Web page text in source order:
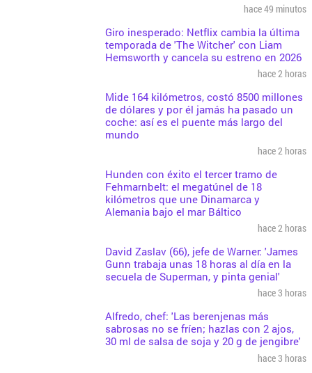
hace 49 minutos
Giro inesperado: Netflix cambia la última
temporada de 'The Witcher' con Liam
Hemsworth y cancela su estreno en 2026
hace 2 horas
Mide 164 kilómetros, costó 8500 millones
de dólares y por él jamás ha pasado un
coche: así es el puente más largo del
mundo
hace 2 horas
Hunden con éxito el tercer tramo de
Fehmarnbelt: el megatúnel de 18
kilómetros que une Dinamarca y
Alemania bajo el mar Báltico
hace 2 horas
David Zaslav (66), jefe de Warner: 'James
Gunn trabaja unas 18 horas al día en la
secuela de Superman, y pinta genial'
hace 3 horas
Alfredo, chef: 'Las berenjenas más
sabrosas no se fríen; hazlas con 2 ajos,
30 ml de salsa de soja y 20 g de jengibre'
hace 3 horas